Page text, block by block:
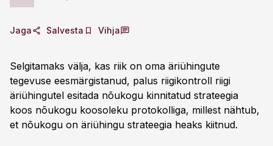
Jaga Salvesta Vihja
Selgitamaks välja, kas riik on oma äriühingute
tegevuse eesmärgistanud, palus riigikontroll riigi
äriühingutel esitada nõukogu kinnitatud strateegia
koos nõukogu koosoleku protokolliga, millest nähtub,
et nõukogu on äriühingu strateegia heaks kiitnud.